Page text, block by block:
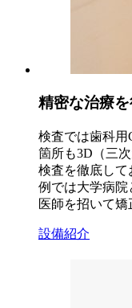
精密な治療
検査では歯科用
箇所も3D（三
検査を徹底して
例では大学病
医師を招いて矯
設備紹介